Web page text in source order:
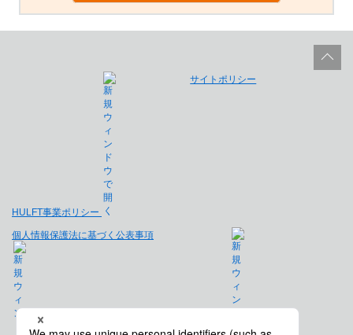
HULFT事業ポリシー
サイトポリシー
個人情報保護法に基づく公表事項